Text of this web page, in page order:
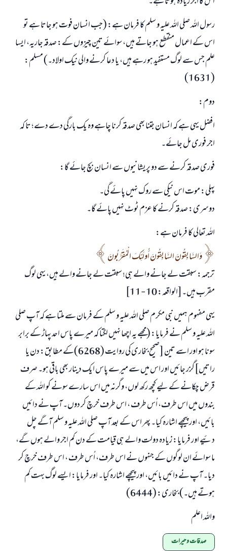
رسول اللہ صلی اللہ علیہ و سلم کا فرمان ہے: (جب انسان فوت ہو جاتا ہے تو
اس کے اعمال منقطع ہو جاتے ہیں، سوائے تین چیزوں کے: صدقہ جاریہ، ایسا
علم جس سے لوگ مستفید ہو رہے ہیں، یا دعا کرنے والی نیک اولاد۔) مسلم:
(1631)
دوم:
افضل یہی ہے کہ انسان جتنا بھی صدقہ کرنا چاہے وہ یک بارگی دے دے؛ تا کہ
اجر فوری مل جائے۔
فوری صدقہ کرنے سے دو پریشانیوں سے انسان بچ جائے گا:
پہلی: موت اس نیکی سے روک نہیں پائے گی۔
دوسری: صدقہ کرنے کا عزم ٹوٹ نہیں پائے گا۔
اللہ تعالی کا فرمان ہے:
وَالسَّابِقُونَ السَّابِقُونَ أُولَئِكَ الْمُقَرَّبُونَ
ترجمہ: سبقت لے جانے والے ہی؛ سبقت لے جانے والے ہیں، یہی لوگ
مقرب ہیں۔[الواقعہ: 10 -11]
یہی مفہوم ہمیں نبی مکرم صلی اللہ علیہ و سلم کے فرمان سے ملتا ہے کہ آپ صلی
اللہ علیہ و سلم نے فرمایا: (مجھے یہ اچھا نہیں لگتا کہ میرے پاس احد پہاڑ کے برابر
سونا ہو اور اسے تین [صحیح بخاری کی روایت (6268)کے مطابق: دن یا
راتیں]گزر جائیں اور اس میں سے میرے پاس ایک دینار بھی باقی ہو۔ صرف
قرض چکانے کے لیے کچھ رکھ لوں، وگرنہ میں اس سارے سونے کو اللہ کے
بندوں میں اس طرف، اُس طرف ، اس طرف خرچ کر دوں۔ آپ نے دائیں
بائیں، اور پیچھے اشارہ کیا۔ پھر اس کے بعد آپ صلی اللہ علیہ و سلم آگے چل
دئیے اور فرمایا: زیادہ دولت والے ہی قیامت کے دن کم اجر والے ہوں گے،
ما سوائے ان لوگوں کے جنہوں نے اس طرف، اُس طرف ، اس طرف خرچ کر
دیا۔ آپ نے دائیں بائیں، اور پیچھے اشارہ کیا۔ اور فرمایا: ایسے لوگ بہت کم
ہوتے ہیں۔) بخاری: (6444)
واللہ اعلم
صدقات و خیرات